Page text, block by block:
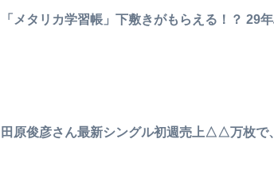
「メタリカ学習帳」下敷きがもらえる！？ 29
田原俊彦さん最新シングル初週売上△△万枚で